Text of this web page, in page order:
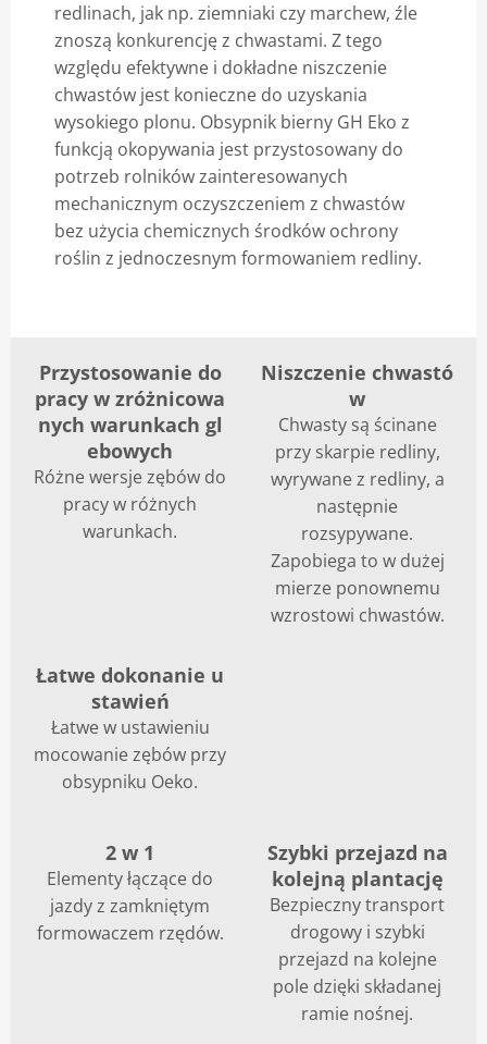
redlinach, jak np. ziemniaki czy marchew, źle
znoszą konkurencję z chwastami. Z tego
względu efektywne i dokładne niszczenie
chwastów jest konieczne do uzyskania
wysokiego plonu. Obsypnik bierny GH Eko z
funkcją okopywania jest przystosowany do
potrzeb rolników zainteresowanych
mechanicznym oczyszczeniem z chwastów
bez użycia chemicznych środków ochrony
roślin z jednoczesnym formowaniem redliny.
Przystosowanie do
pracy w zróżnicowa
nych warunkach gl
ebowych
Różne wersje zębów do
pracy w różnych
warunkach.
Niszczenie chwastó
w
Chwasty są ścinane
przy skarpie redliny,
wyrywane z redliny, a
następnie
rozsypywane.
Zapobiega to w dużej
mierze ponownemu
wzrostowi chwastów.
Łatwe dokonanie u
stawień
Łatwe w ustawieniu
mocowanie zębów przy
obsypniku Oeko.
2 w 1
Elementy łączące do
jazdy z zamkniętym
formowaczem rzędów.
Szybki przejazd na
kolejną plantację
Bezpieczny transport
drogowy i szybki
przejazd na kolejne
pole dzięki składanej
ramie nośnej.